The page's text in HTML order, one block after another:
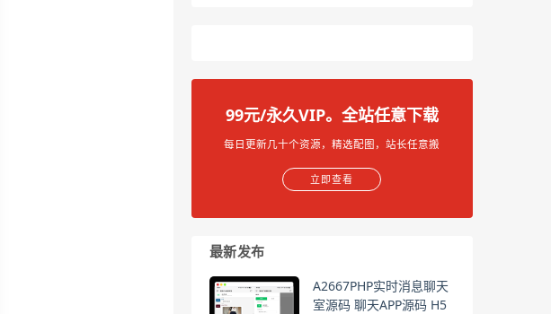
99元/永久VIP。全站任意下载
每日更新几十个资源，精选配图，站长任意搬
立即查看
最新发布
A2667PHP实时消息聊天
室源码 聊天APP源码 H5